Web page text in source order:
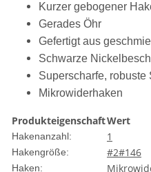
Kurzer gebogener
Gerades Öhr
Gefertigt aus
Schwarze
Superscharfe, robuste
Mikrowiderhaken
ProdukteigenschaftWert
Hakenanzahl: 1
Hakengröße: #2#146
Haken: